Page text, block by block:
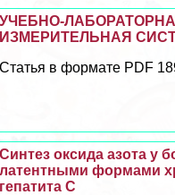
УЧЕБНО-
ИЗМЕРИТЕЛЬНАЯ
Статья в формате PDF
Синтез оксида азота у
латентными формами
гепатита С